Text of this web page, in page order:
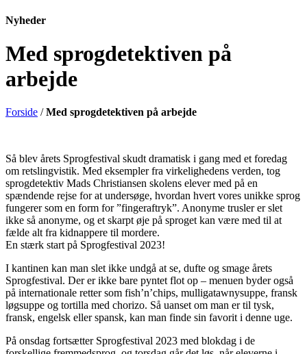
Nyheder
Med sprogdetektiven på
arbejde
Forside /Med sprogdetektiven på arbejde
Så blev årets Sprogfestival skudt dramatisk i gang med et foredag
om retslingvistik. Med eksempler fra virkelighedens verden, tog
sprogdetektiv Mads Christiansen skolens elever med på en
spændende rejse for at undersøge, hvordan hvert vores unikke sprog
fungerer som en form for ”fingeraftryk”. Anonyme trusler er slet
ikke så anonyme, og et skarpt øje på sproget kan være med til at
fælde alt fra kidnappere til mordere.
En stærk start på Sprogfestival 2023!
I kantinen kan man slet ikke undgå at se, dufte og smage årets
Sprogfestival. Der er ikke bare pyntet flot op – menuen byder også
på internationale retter som fish’n’chips, mulligatawnysuppe, fransk
løgsuppe og tortilla med chorizo. Så uanset om man er til tysk,
fransk, engelsk eller spansk, kan man finde sin favorit i denne uge.
På onsdag fortsætter Sprogfestival 2023 med blokdag i de